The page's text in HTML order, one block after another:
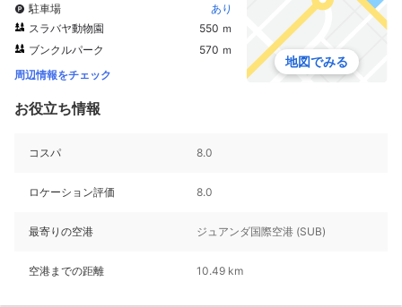
駐車場
あり
スラバヤ動物園
550 ｍ
ブンクルパーク
570 ｍ
周辺情報をチェック
地図でみる
お役立ち情報
コスパ 8.0
ロケーション評価 8.0
最寄りの空港 ジュアンダ国際空港 (SUB)
空港までの距離 10.49 km